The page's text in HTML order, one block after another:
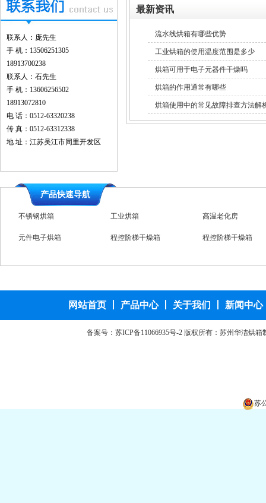
联系人：庞先生
手 机：13506251305
18913700238
联系人：石先生
手 机：13606256502
18913072810
电 话：0512-63320238
传 真：0512-63312338
地 址：江苏吴江市同里开发区
最新资讯
流水线烘箱有哪些优势
工业烘箱的使用温度范围是多少
烘箱可用于电子元器件干燥吗
烘箱的作用通常有哪些
烘箱使用中的常见故障排查方法解
产品快速导航
不锈钢烘箱 工业烘箱 高温老化房
元件电子烘箱 程控阶梯干燥箱 程控阶梯干燥箱
网站首页 产品中心丨 关于我们 新闻中心
备案号： 苏ICP备11066935号-2版权所有：苏州华洁烘箱
苏